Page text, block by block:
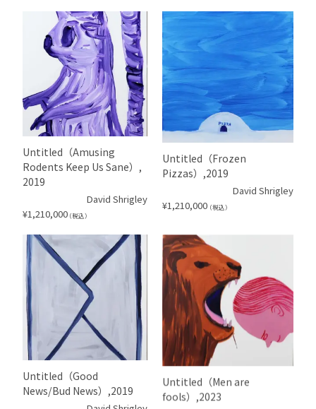
Untitled（Amusing
Rodents Keep Us Sane）,
2019
David Shrigley
¥1,210,000 （税込）
Untitled（Frozen
Pizzas）,2019
David Shrigley
¥1,210,000 （税込）
Untitled（Good
News/Bud News）,2019
Untitled（Men are
fools）,2023